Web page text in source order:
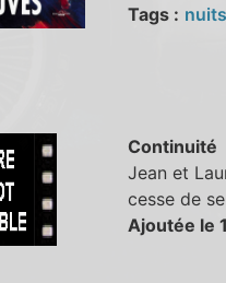
Tags :
Continuité
Jean et
cesse de
Ajoutée le